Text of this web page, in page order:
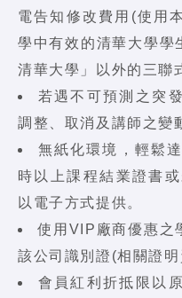
電告知修改費用(使用
學中有效的清華大學學
清華大學」以外的三聯
若遇不可預測之突
調整、取消及講師之變
無紙化環境，輕鬆
時以上課程結業證書
以電子方式提供。
使用VIP廠商優惠之
該公司識別證(相關證明
會員紅利折抵限以